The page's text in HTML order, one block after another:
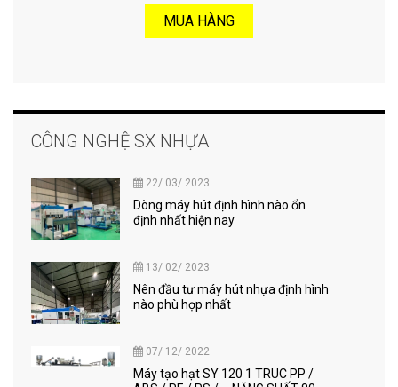
MUA HÀNG
CÔNG NGHỆ SX NHỰA
22/ 03/ 2023
Dòng máy hút định hình nào ổn
định nhất hiện nay
13/ 02/ 2023
Nên đầu tư máy hút nhựa định hình
nào phù hợp nhất
07/ 12/ 2022
Máy tạo hạt SY 120 1 TRUC PP /